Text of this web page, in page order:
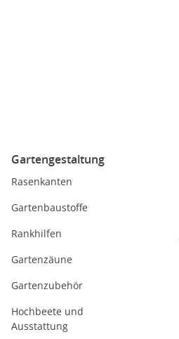
Gartengestaltung
Rasenkanten
Gartenbaustoffe
Rankhilfen
Gartenzäune
Gartenzubehör
Hochbeete und
Ausstattung